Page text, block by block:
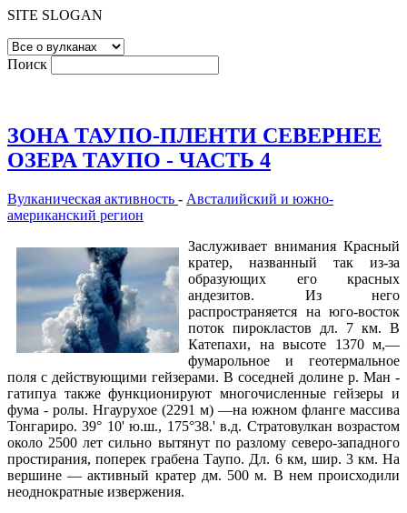
SITE SLOGAN
Поиск
ЗОНА ТАУПО-ПЛЕНТИ СЕВЕРНЕЕ
ОЗЕРА ТАУПО - ЧАСТЬ 4
Вулканическая активность - Австалийский и южно-
американский регион
Заслуживает внимания Красный
кратер, названный так из-за
образующих его красных
андезитов. Из него
распространяется на юго-восток
поток пирокластов дл. 7 км. В
Катепахи, на высоте 1370 м,—
фумарольное и геотермальное
поля с действующими гейзерами. В соседней долине р. Ман -
гатипуа также функционируют многочисленные гейзеры и
фума - ролы. Нгаурухое (2291 м) —на южном фланге массива
Тонгариро. 39° 10' ю.ш., 175°38.' в.д. Стратовулкан возрастом
около 2500 лет сильно вытянут по разлому северо-западного
простирания, поперек грабена Таупо. Дл. 6 км, шир. 3 км. На
вершине — активный кратер дм. 500 м. В нем происходили
неоднократные извержения.